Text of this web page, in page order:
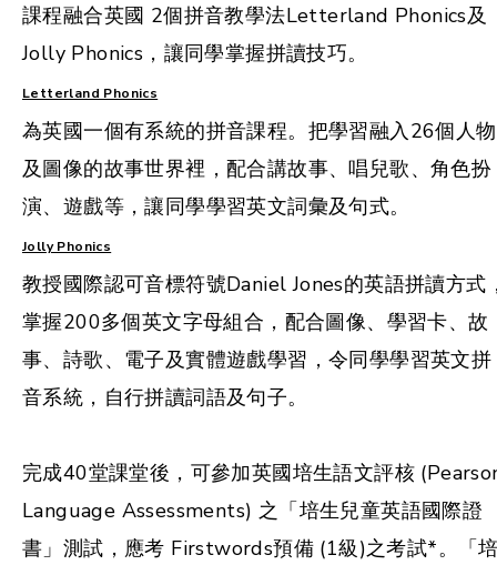
課程融合英國 2個拼音教學法Letterland Phonics及
Jolly Phonics，讓同學掌握拼讀技巧。
Letterland Phonics
為英國一個有系統的拼音課程。把學習融入26個人物
及圖像的故事世界裡，配合講故事、唱兒歌、角色扮
演、遊戲等，讓同學學習英文詞彙及句式。
Jolly Phonics
教授國際認可音標符號Daniel Jones的英語拼讀方式
掌握200多個英文字母組合，配合圖像、學習卡、故
事、詩歌、電子及實體遊戲學習，令同學學習英文拼
音系統，自行拼讀詞語及句子。
完成40堂課堂後，可參加英國培生語文評核
Language Assessments) 之「培生兒童英語國際證
書」測試，應考 Firstwords預備 (1級)之考試*。「